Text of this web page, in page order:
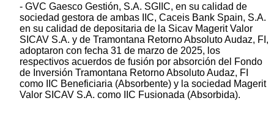
- GVC Gaesco Gestión, S.A. SGIIC, en su calidad de
sociedad gestora de ambas IIC, Caceis Bank Spain, S.A.
en su calidad de depositaria de la Sicav Magerit Valor
SICAV S.A. y de Tramontana Retorno Absoluto Audaz, FI,
adoptaron con fecha 31 de marzo de 2025, los
respectivos acuerdos de fusión por absorción del Fondo
de Inversión Tramontana Retorno Absoluto Audaz, FI
como IIC Beneficiaria (Absorbente) y la sociedad Magerit
Valor SICAV S.A. como IIC Fusionada (Absorbida).